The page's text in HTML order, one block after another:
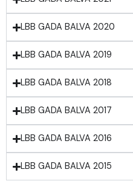
LBB GADA BALVA 2020
LBB GADA BALVA 2019
LBB GADA BALVA 2018
LBB GADA BALVA 2017
LBB GADA BALVA 2016
LBB GADA BALVA 2015